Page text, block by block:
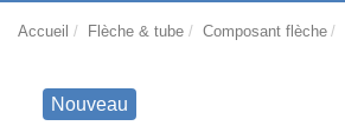
Accueil Flèche & tube Composant flèche
Nouveau